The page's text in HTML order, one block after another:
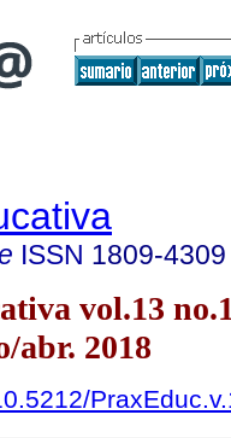
ISSN 1809-4309
vol.13
abr. 2018